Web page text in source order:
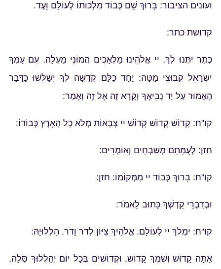
ועונים הציבור: בָּרוּךְ שֵׁם כְּבוֹד מַלְכוּתוֹ לְעוֹלָם וָעֶד.
קדושת כתר:
כֶּתֶר יִתְּנוּ לְךָ, יי אֱלֹהֵינוּ מַלְאָכִים הֲמוֹנֵי מַעְלָה. עִם עַמְּךָ
יִשְׂרָאֵל קְבוּצֵי מַטָּה: יַחַד כֻּלָּם קְדֻשָּׁה לְךָ יְשַׁלֵּשׁוּ כַּדָּבָר
הָאָמוּר עַל יַד נְבִיאֶךָ וְקָרָא זֶה אֶל זֶה וְאָמַר:
קו"ח: קָדוֹשׁ קָדוֹשׁ קָדוֹשׁ יי צְבָאוֹת מְלֹא כָל הָאָרֶץ כְּבוֹדוֹ:
חזן: לְעֻמָּתָם מְשַׁבְּחִים וְאוֹמְרִים:
קו"ח: בָּרוּךְ כְּבוֹד יי מִמְּקוֹמוֹ: חזן:
וּבְדִבְרֵי קָדְשְׁךָ כָּתוּב לֵאמֹר:
קו"ח: יִמְלֹךְ יי לְעוֹלָם. אֱלֹהַיִךְ צִיּוֹן לְדֹר וָדֹר. הַלְלוּיָהּ:
אַתָּה קָדוֹשׁ וְשִׁמְךָ קָדוֹשׁ, וּקְדוֹשִׁים בְּכָל יוֹם יְהַלְלוּךָ סֶּלָה,